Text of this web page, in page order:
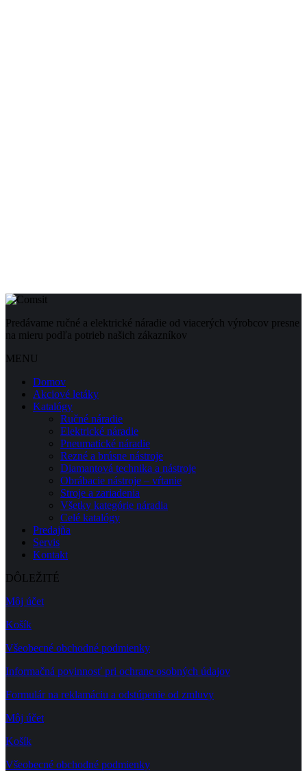
Predávame ručné a elektrické náradie od viacerých výrobcov presne
na mieru podľa potrieb našich zákazníkov
MENU
Domov
Akciové letáky
Katalógy
Ručné náradie
Elektrické náradie
Pneumatické náradie
Rezné a brúsne nástroje
Diamantová technika a nástroje
Obrábacie nástroje – vŕtanie
Stroje a zariadenia
Všetky kategórie náradia
Celé katalógy
Predajňa
Servis
Kontakt
DÔLEŽITÉ
Môj účet
Košík
Všeobecné obchodné podmienky
Informačná povinnosť pri ochrane osobných údajov
Formulár na reklamáciu a odstúpenie od zmluvy
Môj účet
Košík
Všeobecné obchodné podmienky